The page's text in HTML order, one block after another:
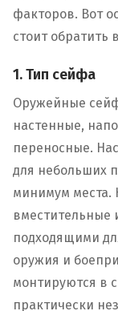
факторов. Вот
стоит обратить
1. Тип сейфа
Оружейные
настенные,
переносные.
для небольших
минимум места.
вместительные
подходящими
оружия и
монтируются в
практически